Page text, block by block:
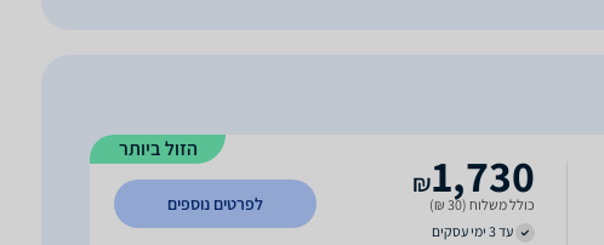
הזול ביותר
1,730
₪
כולל משלוח (30 ₪)
עד 3 ימי עסקים
לפרטים נוספים